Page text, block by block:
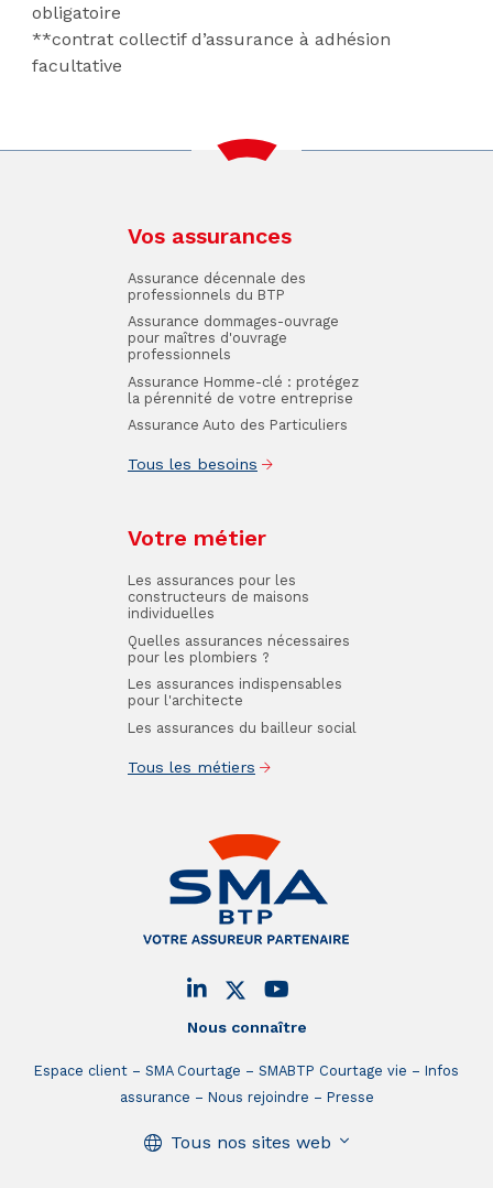
obligatoire
**contrat collectif d’assurance à adhésion
facultative
Nous connaître
Espace client SMA Courtage SMABTP Courtage vie
Infos
assurance
Nous rejoindre Presse
Tous nos sites web
Vos assurances
Assurance décennale des
professionnels du BTP
Assurance dommages-ouvrage
pour maîtres d'ouvrage
professionnels
Assurance Homme-clé : protégez
la pérennité de votre entreprise
Assurance Auto des Particuliers
Tous les besoins
Votre métier
Les assurances pour les
constructeurs de maisons
individuelles
Quelles assurances nécessaires
pour les plombiers ?
Les assurances indispensables
pour l'architecte
Les assurances du bailleur social
Tous les métiers